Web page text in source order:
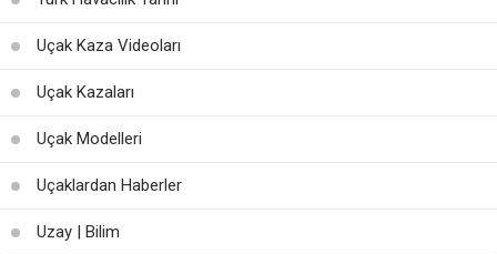
Uçak Kaza Videoları
Uçak Kazaları
Uçak Modelleri
Uçaklardan Haberler
Uzay | Bilim